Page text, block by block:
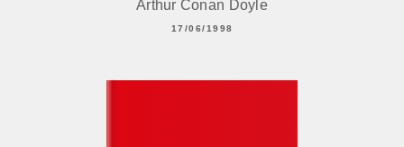
Arthur Conan Doyle
17/06/1998